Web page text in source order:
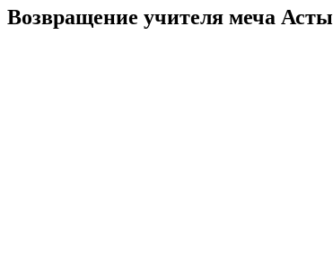
Возвращение учителя меча Асты